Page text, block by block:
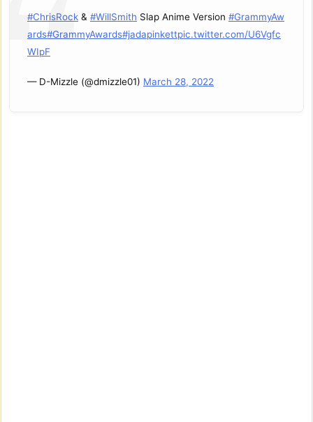
#ChrisRock & #WillSmith Slap Anime Version #GrammyAw
ards#GrammyAwards#jadapinkettpic.twitter.com/U6Vgfc
WIpF
— D-Mizzle (@dmizzle01) March 28, 2022